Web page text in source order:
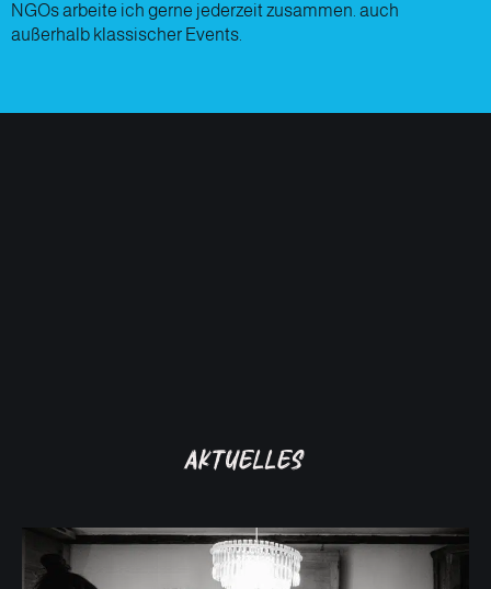
NGOs arbeite ich gerne jederzeit zusammen. auch
außerhalb klassischer Events.
Aktuelles